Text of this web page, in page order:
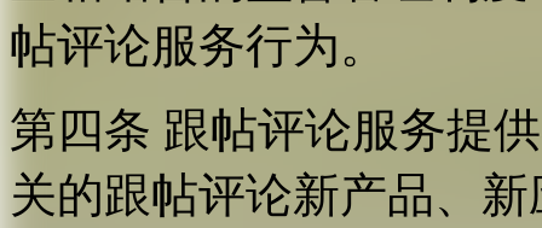
帖评论服务行为。
第四条 跟帖评论服务提
关的跟帖评论新产品、